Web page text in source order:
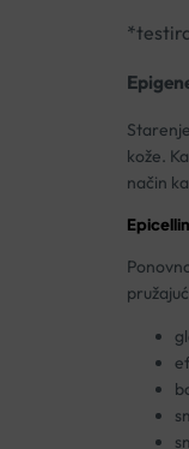
kože.
način